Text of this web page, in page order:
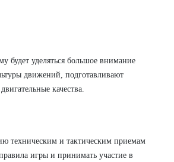
будет уделяться большое внимание
движений, подготавливают
качества.
техническим и тактическим приемам
игры и принимать участие в